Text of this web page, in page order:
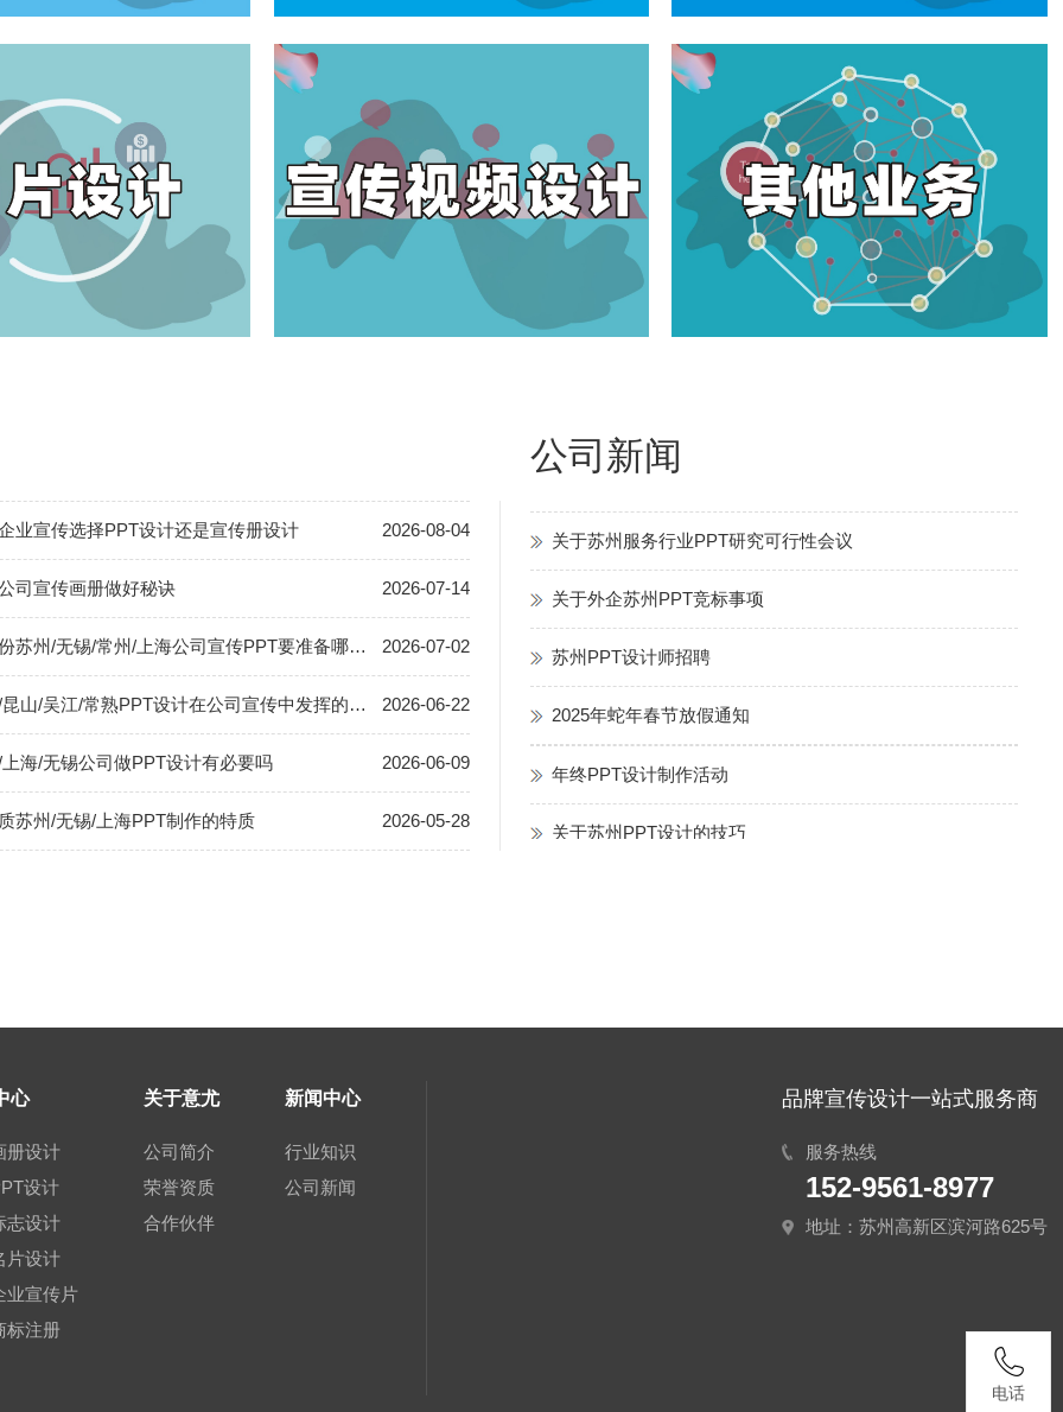
2026-08-04
业宣传选择PPT设计还是宣传册设计
2026-07-14
司宣传画册做好秘诀
2026-07-02
苏州/无锡/常州/上海公司宣传PPT要准备哪些资料
2026-06-22
山/吴江/常熟PPT设计在公司宣传中发挥的作用
2026-06-09
海/无锡公司做PPT设计有必要吗
2026-05-28
苏州/无锡/上海PPT制作的特质
公司新闻
关于苏州PPT设计的技巧
关于苏州服务行业PPT研究可行性会议
关于外企苏州PPT竞标事项
苏州PPT设计师招聘
2025年蛇年春节放假通知
年终PPT设计制作活动
关于苏州PPT设计的技巧
心
册设计
设计
志设计
片设计
业宣传片
标注册
关于意尤
公司简介
荣誉资质
合作伙伴
新闻中心
行业知识
公司新闻
品牌宣传设计一站式服务商
服务热线
152-9561-8977
地址：苏州高新区滨河路625号
电话